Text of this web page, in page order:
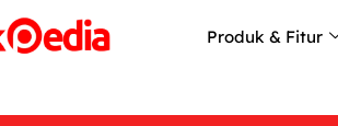
Produk & Fitur